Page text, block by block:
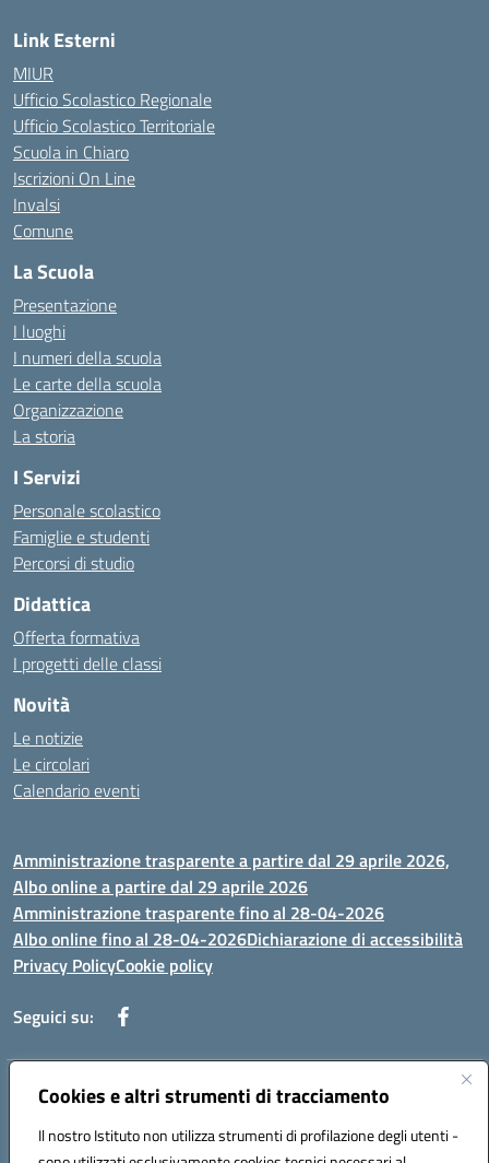
Cookies e altri strumenti di tracciamento
Il nostro Istituto non utilizza strumenti di profilazione degli utenti -
Link Esterni
MIUR
Ufficio Scolastico Regionale
Ufficio Scolastico Territoriale
Scuola in Chiaro
Iscrizioni On Line
Invalsi
Comune
La Scuola
Presentazione
I luoghi
I numeri della scuola
Le carte della scuola
Organizzazione
La storia
I Servizi
Personale scolastico
Famiglie e studenti
Percorsi di studio
Didattica
Offerta formativa
I progetti delle classi
Novità
Le notizie
Le circolari
Calendario eventi
Amministrazione trasparente a partire dal 29 aprile 2026,
Albo online a partire dal 29 aprile 2026
Amministrazione trasparente fino al 28-04-2026
Albo online fino al 28-04-2026Dichiarazione di accessibilità
Privacy PolicyCookie policy
Seguici su:
Indirizzo:Via Selicato, 1 71122 FOGGIA (FG)
Posta elettronica certificata (PEC):fgee01200c@pec.istruzione.it